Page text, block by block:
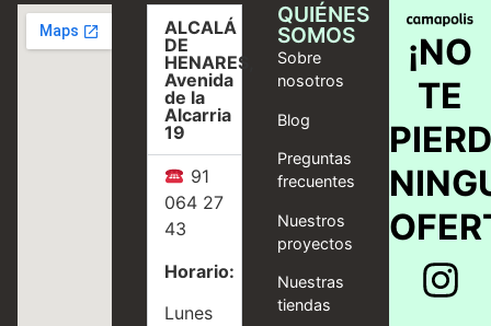
ALCALÁ
DE
HENARES,
Avenida
de la
Alcarria
19
91
064 27
43
Horario:
Lunes
QUIÉNES
SOMOS
Sobre
nosotros
Blog
Preguntas
frecuentes
Nuestros
proyectos
Nuestras
tiendas
¡NO
TE